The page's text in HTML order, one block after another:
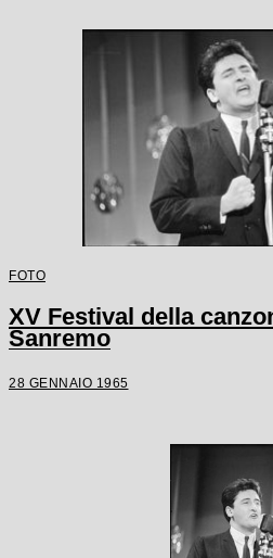
FOTO
XV Festival della
Sanremo
28 GENNAIO 1965